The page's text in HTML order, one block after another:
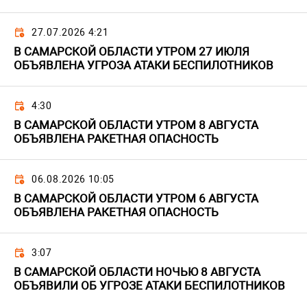
27.07.2026 4:21
В САМАРСКОЙ ОБЛАСТИ УТРОМ 27 ИЮЛЯ
ОБЪЯВЛЕНА УГРОЗА АТАКИ БЕСПИЛОТНИКОВ
4:30
В САМАРСКОЙ ОБЛАСТИ УТРОМ 8 АВГУСТА
ОБЪЯВЛЕНА РАКЕТНАЯ ОПАСНОСТЬ
06.08.2026 10:05
В САМАРСКОЙ ОБЛАСТИ УТРОМ 6 АВГУСТА
ОБЪЯВЛЕНА РАКЕТНАЯ ОПАСНОСТЬ
3:07
В САМАРСКОЙ ОБЛАСТИ НОЧЬЮ 8 АВГУСТА
ОБЪЯВИЛИ ОБ УГРОЗЕ АТАКИ БЕСПИЛОТНИКОВ